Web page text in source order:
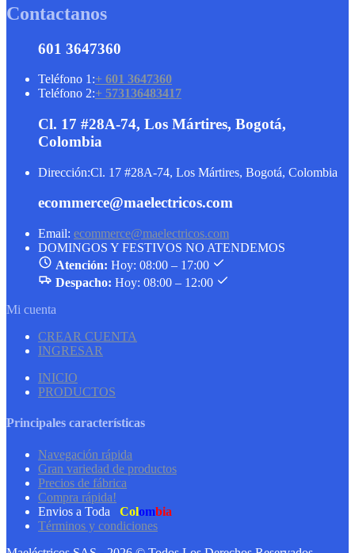
Contactanos
601 3647360
Teléfono 1:+ 601 3647360
Teléfono 2:+ 573136483417
Cl. 17 #28A-74, Los Mártires, Bogotá,
Colombia
Dirección:Cl. 17 #28A-74, Los Mártires, Bogotá, Colombia
ecommerce@maelectricos.com
Email: ecommerce@maelectricos.com
DOMINGOS Y FESTIVOS NO ATENDEMOS
Atención: Hoy: 08:00 – 17:00
Despacho: Hoy: 08:00 – 12:00
Mi cuenta
CREAR CUENTA
INGRESAR
INICIO
PRODUCTOS
Principales características
Navegación rápida
Gran variedad de productos
Precios de fábrica
Compra rápida!
Envios a Toda
Colombia
Términos y condiciones